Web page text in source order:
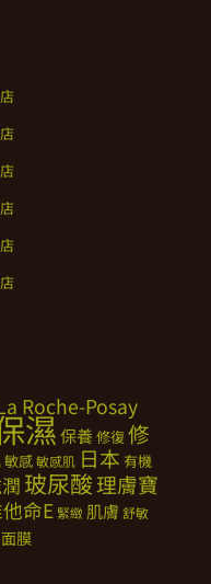
Roche-Posay
濕保養修復修
敏感敏感肌 日本 有機
玻尿酸理膚寶
命E 緊緻 肌膚 舒敏
面膜